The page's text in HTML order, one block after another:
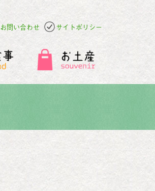
お問い合わせ サイトポリシー